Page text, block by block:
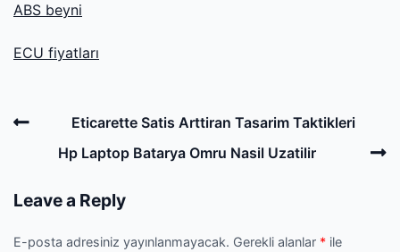
ABS beyni
ECU fiyatları
Post
navigation
Previous Eticarette Satis Arttiran Tasarim Taktikleri
Hp Laptop Batarya Omru Nasil Uzatilir
Leave a Reply
E-posta adresiniz yayınlanmayacak. Gerekli alanlar * ile